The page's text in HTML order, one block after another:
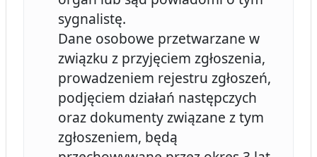
sygnalistę.
Dane osobowe przetwarzane w
związku z przyjęciem zgłoszenia,
prowadzeniem rejestru zgłoszeń,
podjęciem działań następczych
oraz dokumenty związane z tym
zgłoszeniem, będą